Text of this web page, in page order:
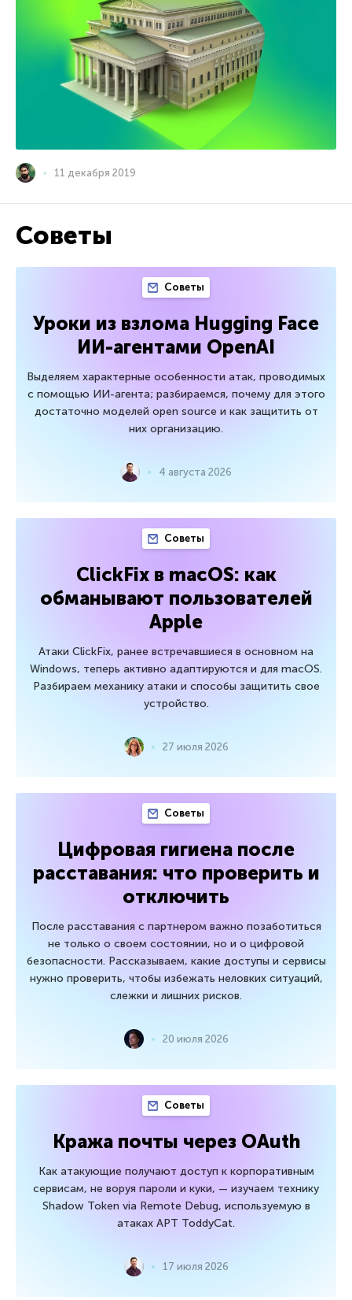
11 декабря 2019
Советы
Советы
Уроки из взлома Hugging Face
ИИ-агентами OpenAI
Выделяем характерные особенности атак, проводимых
с помощью ИИ-агента; разбираемся, почему для этого
достаточно моделей open source и как защитить от
них организацию.
4 августа 2026
Советы
ClickFix в macOS: как
обманывают пользователей
Apple
Атаки ClickFix, ранее встречавшиеся в основном на
Windows, теперь активно адаптируются и для macOS.
Разбираем механику атаки и способы защитить свое
устройство.
27 июля 2026
Советы
Цифровая гигиена после
расставания: что проверить и
отключить
После расставания с партнером важно позаботиться
не только о своем состоянии, но и о цифровой
безопасности. Рассказываем, какие доступы и сервисы
нужно проверить, чтобы избежать неловких ситуаций,
слежки и лишних рисков.
20 июля 2026
Советы
Кража почты через OAuth
Как атакующие получают доступ к корпоративным
сервисам, не воруя пароли и куки, — изучаем технику
Shadow Token via Remote Debug, используемую в
атаках APT ToddyCat.
17 июля 2026